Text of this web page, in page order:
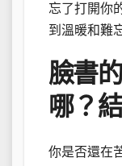
忘了打開你
到溫暖和難
臉書
哪？
你是否還在